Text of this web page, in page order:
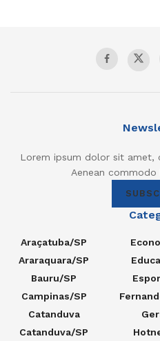
Lorem ipsum dolor sit amet,
Aenean
Araçatuba/SP
Araraquara/SP
Bauru/SP
Campinas/SP
Catanduva
Catanduva/SP